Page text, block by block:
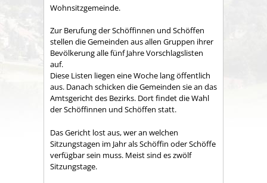
Wohnsitzgemeinde.
Zur Berufung der Schöffinnen und Schöffen
stellen die Gemeinden aus allen Gruppen ihrer
Bevölkerung alle fünf Jahre Vorschlagslisten
auf.
Diese Listen liegen eine Woche lang öffentlich
aus. Danach schicken die Gemeinden sie an das
Amtsgericht des Bezirks. Dort findet die Wahl
der Schöffinnen und Schöffen statt.
Das Gericht lost aus, wer an welchen
Sitzungstagen im Jahr als Schöffin oder Schöffe
verfügbar sein muss. Meist sind es zwölf
Sitzungstage.